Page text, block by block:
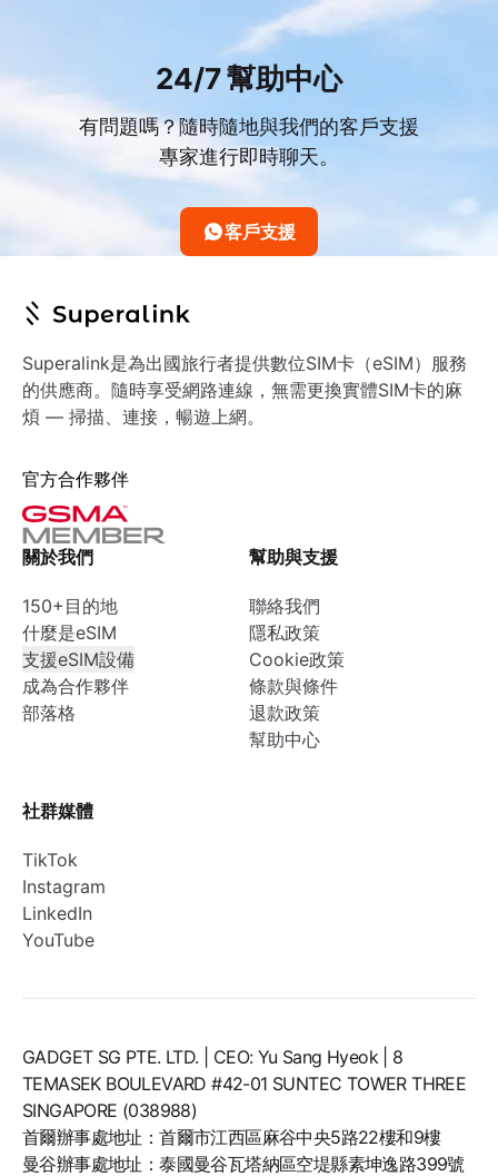
24/7 幫助中心
有問題嗎？隨時隨地與我們的客戶支援
專家進行即時聊天。
客戶支援
Superalink是為出國旅行者提供數位SIM卡（eSIM）服務
的供應商。隨時享受網路連線，無需更換實體SIM卡的麻
煩 — 掃描、連接，暢遊上網。
官方合作夥伴
關於我們
150+目的地
什麼是eSIM
支援eSIM設備
成為合作夥伴
部落格
幫助與支援
聯絡我們
隱私政策
Cookie政策
條款與條件
退款政策
幫助中心
社群媒體
TikTok
Instagram
LinkedIn
YouTube
GADGET SG PTE. LTD. | CEO: Yu Sang Hyeok | 8
TEMASEK BOULEVARD #42-01 SUNTEC TOWER THREE
SINGAPORE (038988)
首爾辦事處地址：首爾市江西區麻谷中央5路22樓和9樓
曼谷辦事處地址：泰國曼谷瓦塔納區空堤縣素坤逸路399號